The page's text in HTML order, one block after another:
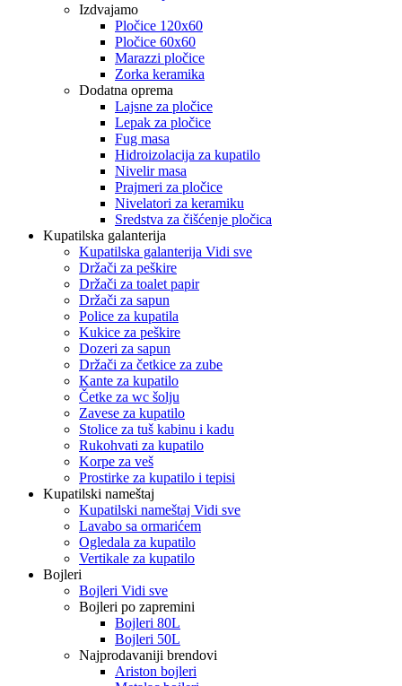
Izdvajamo
Pločice 120x60
Pločice 60x60
Marazzi pločice
Zorka keramika
Dodatna oprema
Lajsne za pločice
Lepak za pločice
Fug masa
Hidroizolacija za kupatilo
Nivelir masa
Prajmeri za pločice
Nivelatori za keramiku
Sredstva za čišćenje pločica
Kupatilska galanterija
Kupatilska galanterija Vidi sve
Držači za peškire
Držači za toalet papir
Držači za sapun
Police za kupatila
Kukice za peškire
Dozeri za sapun
Držači za četkice za zube
Kante za kupatilo
Četke za wc šolju
Zavese za kupatilo
Stolice za tuš kabinu i kadu
Rukohvati za kupatilo
Korpe za veš
Prostirke za kupatilo i tepisi
Kupatilski nameštaj
Kupatilski nameštaj Vidi sve
Lavabo sa ormarićem
Ogledala za kupatilo
Vertikale za kupatilo
Bojleri
Bojleri Vidi sve
Bojleri po zapremini
Bojleri 80L
Bojleri 50L
Najprodavaniji brendovi
Ariston bojleri